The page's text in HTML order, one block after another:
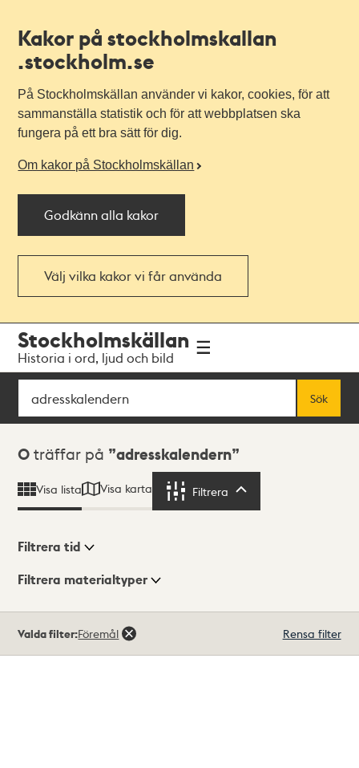
Kakor på stockholmskallan
.stockholm.se
På Stockholmskällan använder vi kakor, cookies, för att
sammanställa statistik och för att webbplatsen ska
fungera på ett bra sätt för dig.
Om kakor på Stockholmskällan
Godkänn alla kakor
Välj vilka kakor vi får använda
navigationen
huvudinnehållet
Stockholmskällan
Historia i ord, ljud och bild
Sök
Sök
Sökresultat
0 träffar på adresskalendern
Visa lista Visa karta Filtrera
Visningsläge
Filtrera tid
Filtrera materialtyper
träffar
Valda filter:Föremål Rensa filter